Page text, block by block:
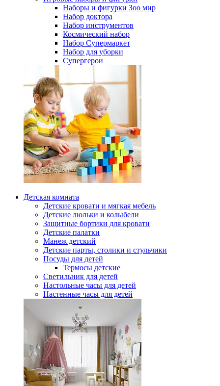
Наборы и фигурки Зоо мир
Набор доктора
Набор инструментов
Космический набор
Hабор Супермаркет
Набор для уборки
Супергерои
Детская комната
Детские кровати и мягкая мебель
Детские люльки и колыбели
Защитные бортики для кровати
Детские палатки
Манеж детский
Детские парты, столики и стульчики
Посуды для детей
Термосы детские
Светильник для детей
Настольные часы для детей
Настенные часы для детей